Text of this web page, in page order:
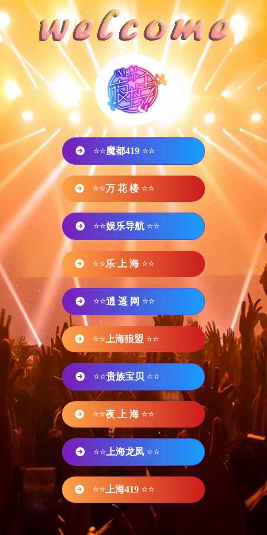
⭐⭐魔都419 ⭐⭐
⭐⭐万 花 楼 ⭐⭐
⭐⭐娱乐导航 ⭐⭐
⭐⭐乐 上 海 ⭐⭐
⭐⭐逍 遥 网 ⭐⭐
⭐⭐ 上海狼盟 ⭐⭐
⭐⭐贵族宝贝 ⭐⭐
⭐⭐夜 上 海 ⭐⭐
⭐⭐ 上海龙凤 ⭐⭐
⭐⭐ 上海419 ⭐⭐